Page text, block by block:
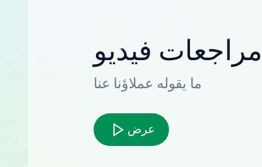
مراجعات فيديو
ما يقوله عملاؤنا عنا
عرض